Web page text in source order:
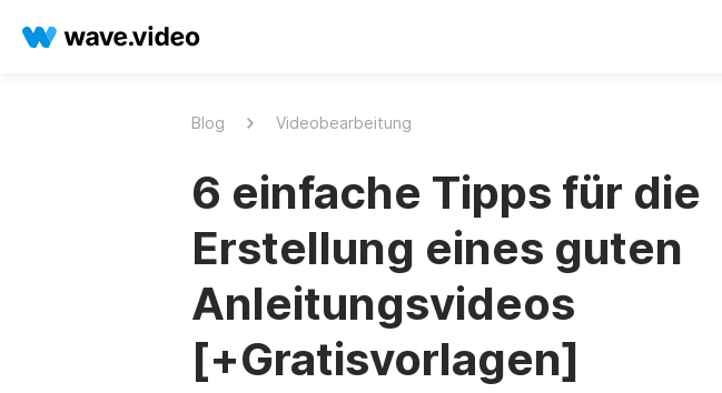
Blog Videobearbeitung
6 einfache Tipps für die
Erstellung eines guten
Anleitungsvideos
[+Gratisvorlagen]